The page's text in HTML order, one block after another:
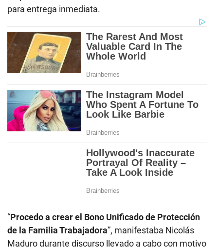
para entrega inmediata.
“Procedo a crear el Bono Unificado de Protección
de la Familia Trabajadora”, manifestaba Nicolás
Maduro durante discurso llevado a cabo con motivo